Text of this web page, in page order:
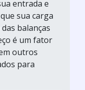
entrada e
sua carga
balanças
é um fator
outros
para